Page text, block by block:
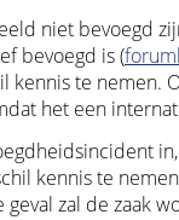
niet bevoegd
bevoegd is (
kennis te nemen.
het een
kennis te
zal de zaak